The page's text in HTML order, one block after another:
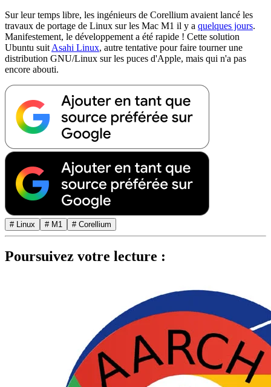
Sur leur temps libre, les ingénieurs de Corellium avaient lancé les
travaux de portage de Linux sur les Mac M1 il y a quelques jours.
Manifestement, le développement a été rapide ! Cette solution
Ubuntu suit Asahi Linux, autre tentative pour faire tourner une
distribution GNU/Linux sur les puces d'Apple, mais qui n'a pas
encore abouti.
# Linux # M1 # Corellium
Poursuivez votre lecture :